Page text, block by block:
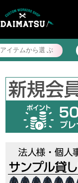
アイテムから選 ぶ